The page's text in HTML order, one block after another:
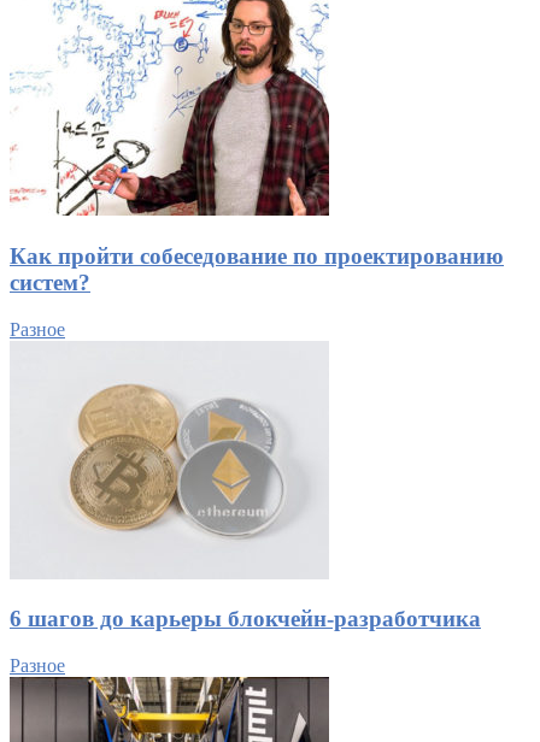
Как пройти собеседование по проектированию
систем?
Разное
6 шагов до карьеры блокчейн-разработчика
Разное